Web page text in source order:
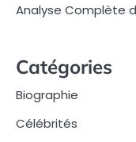
Analyse Complète
Catégories
Biographie
Célébrités